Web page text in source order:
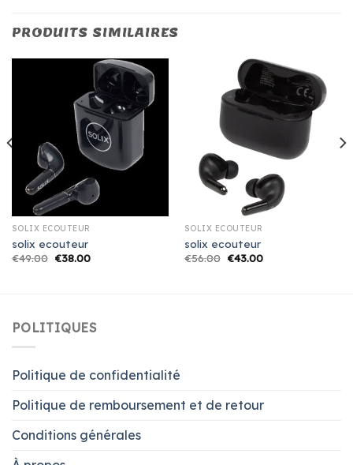
PRODUITS SIMILAIRES
SOLIX ECOUTEUR
solix ecouteur
€49.00 €38.00
SOLIX ECOUTEUR
solix ecouteur
€56.00 €43.00
POLITIQUES
Politique de confidentialité
Politique de remboursement et de retour
Conditions générales